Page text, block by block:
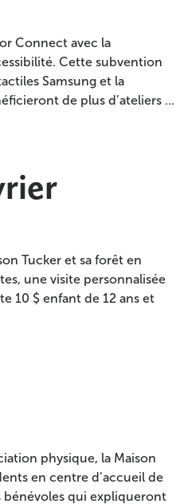
Connect avec la
Cette subvention
Samsung et la
de plus d’ateliers …
Tucker et sa forêt en
une visite personnalisée
10 $ enfant de 12 ans et
physique, la Maison
en centre d’accueil de
qui expliqueront